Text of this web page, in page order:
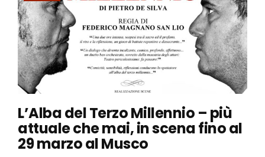
L’Alba del Terzo Millennio – più
attuale che mai, in scena fino al
29 marzo al Musco